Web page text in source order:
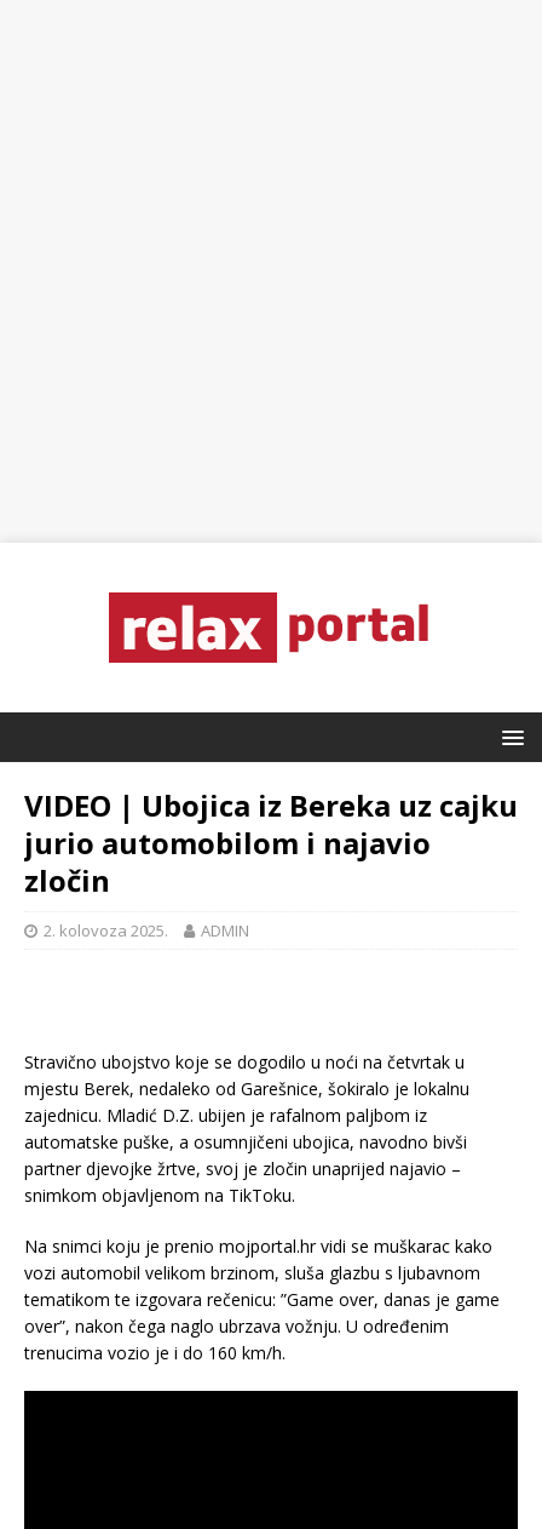
VIDEO | Ubojica iz Bereka uz cajku
jurio automobilom i najavio
zločin
2. kolovoza 2025. ADMIN
Stravično ubojstvo koje se dogodilo u noći na četvrtak u
mjestu Berek, nedaleko od Garešnice, šokiralo je lokalnu
zajednicu. Mladić D.Z. ubijen je rafalnom paljbom iz
automatske puške, a osumnjičeni ubojica, navodno bivši
partner djevojke žrtve, svoj je zločin unaprijed najavio –
snimkom objavljenom na TikToku.
Na snimci koju je prenio mojportal.hr vidi se muškarac kako
vozi automobil velikom brzinom, sluša glazbu s ljubavnom
tematikom te izgovara rečenicu: ”Game over, danas je game
over”, nakon čega naglo ubrzava vožnju. U određenim
trenucima vozio je i do 160 km/h.